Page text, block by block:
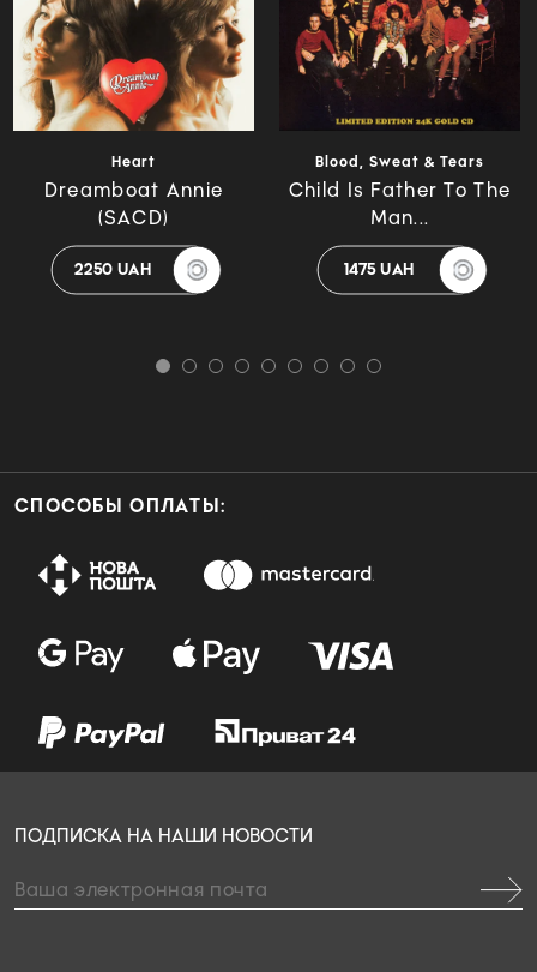
Heart
Dreamboat Annie
(SACD)
2250 UAH
Blood, Sweat & Tears
Child Is Father To The
Man...
1475 UAH
СПОСОБЫ ОПЛАТЫ:
ПОДПИСКА НА НАШИ НОВОСТИ